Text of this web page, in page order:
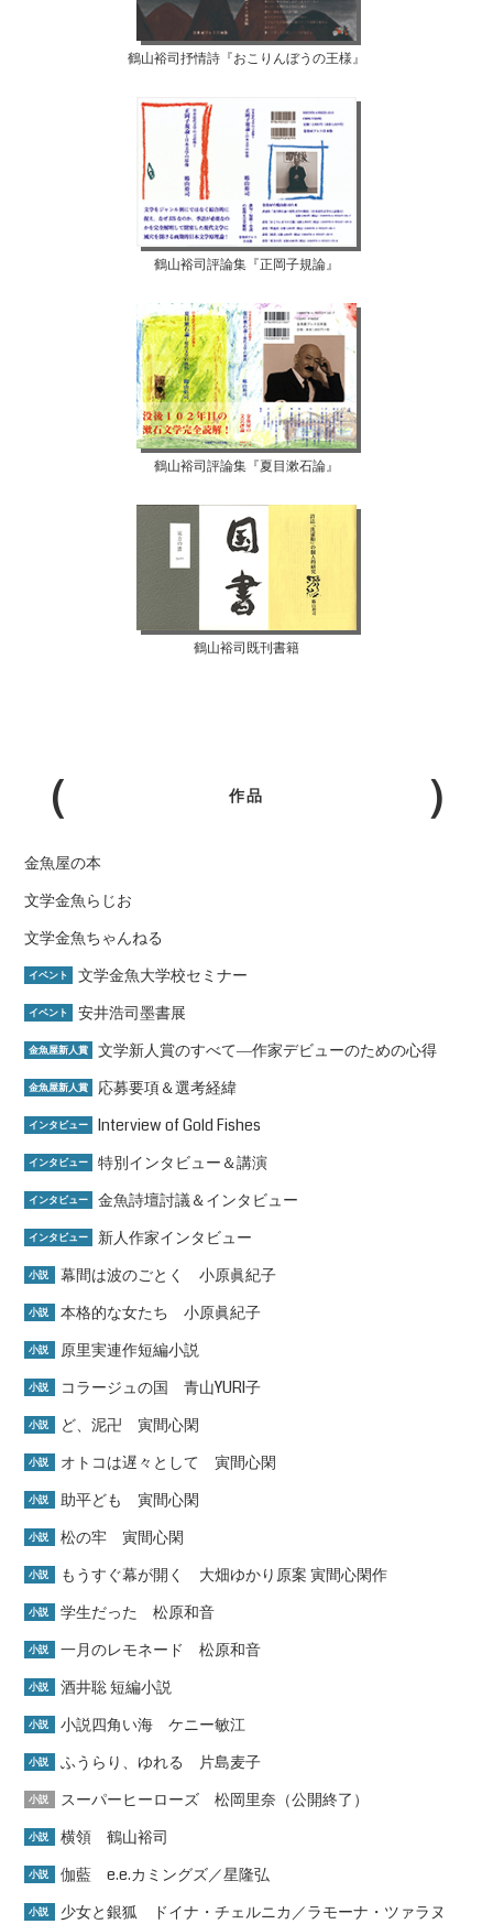
鶴山裕司抒情詩『おこりんぼうの王様』
鶴山裕司評論集『正岡子規論』
鶴山裕司評論集『夏目漱石論』
鶴山裕司既刊書籍
作品
金魚屋の本
文学金魚らじお
文学金魚ちゃんねる
イベント 文学金魚大学校セミナー
イベント 安井浩司墨書展
金魚屋新人賞 文学新人賞のすべて―作家デビューのための心得
金魚屋新人賞 応募要項＆選考経緯
インタビュー Interview of Gold Fishes
インタビュー 特別インタビュー＆講演
インタビュー 金魚詩壇討議＆インタビュー
インタビュー 新人作家インタビュー
小説 幕間は波のごとく 小原眞紀子
小説 本格的な女たち 小原眞紀子
小説 原里実連作短編小説
小説 コラージュの国 青山YURI子
小説 ど、泥卍 寅間心閑
小説 オトコは遅々として 寅間心閑
小説 助平ども 寅間心閑
小説 松の牢 寅間心閑
小説 もうすぐ幕が開く 大畑ゆかり原案 寅間心閑作
小説 学生だった 松原和音
小説 一月のレモネード 松原和音
小説 酒井聡 短編小説
小説 小説四角い海 ケニー敏江
小説 ふうらり、ゆれる 片島麦子
小説 スーパーヒーローズ 松岡里奈（公開終了）
小説 横領 鶴山裕司
小説 伽藍 e.e.カミングズ／星隆弘
小説 少女と銀狐 ドイナ・チェルニカ／ラモーナ・ツァラヌ